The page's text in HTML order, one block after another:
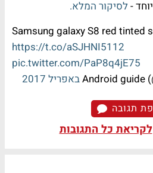
- לסיקור המלא.
Samsung galaxy S8 red tinted
https://t.co/aSJHNI5112
pic.twitter.com/PaP8q4jE75
תגובה
לקריאת כל התגובות